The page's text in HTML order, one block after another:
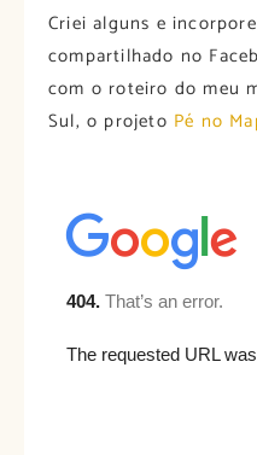
Criei alguns e
compartilhado no
com o roteiro do meu
Sul, o projeto Pé no